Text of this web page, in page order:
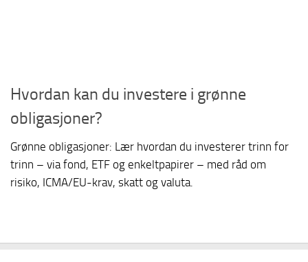
Hvordan kan du investere i grønne
obligasjoner?
Grønne obligasjoner: Lær hvordan du investerer trinn for
trinn – via fond, ETF og enkeltpapirer – med råd om
risiko, ICMA/EU-krav, skatt og valuta.